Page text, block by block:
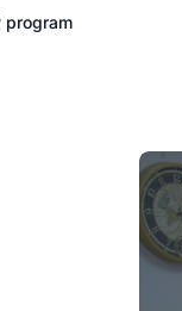
program